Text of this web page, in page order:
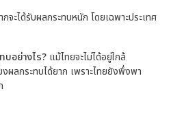
จะได้รับผลกระทบหนัก โดยเฉพาะประเทศ
บอย่างไร? แม้ไทยจะไม่ได้อยู่ใกล้
ผลกระทบได้ยาก เพราะไทยยังพึ่งพา